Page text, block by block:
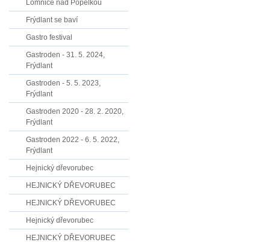
Lomnice nad Popelkou
Frýdlant se baví
Gastro festival
Gastroden - 31. 5. 2024,
Frýdlant
Gastroden - 5. 5. 2023,
Frýdlant
Gastroden 2020 - 28. 2. 2020,
Frýdlant
Gastroden 2022 - 6. 5. 2022,
Frýdlant
Hejnický dřevorubec
HEJNICKÝ DŘEVORUBEC
HEJNICKÝ DŘEVORUBEC
Hejnický dřevorubec
HEJNICKÝ DŘEVORUBEC